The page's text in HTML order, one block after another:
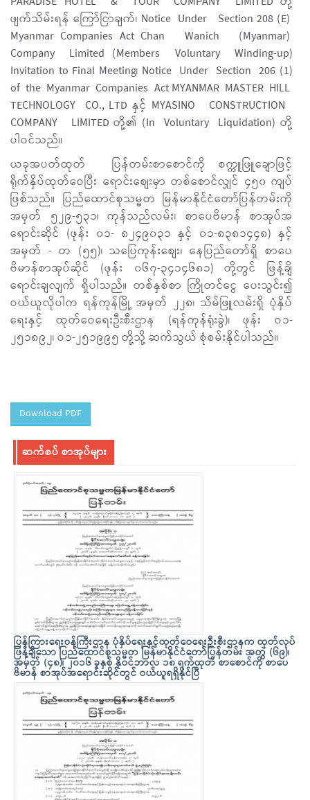
ဖျက်သိမ်းရန် ကြော်ငြာချက်၊ Notice Under Section 208 (E)
Myanmar Companies Act Chan Wanich (Myanmar)
Company Limited (Members Voluntary Winding-up)
Invitation to Final Meeting၊ Notice Under Section 206 (1)
of the Myanmar Companies Act MYANMAR MASTER HILL
TECHNOLOGY CO., LTD နှင့် MYASINO CONSTRUCTION
COMPANY LIMITED တို့၏ (In Voluntary Liquidation) တို့
ပါဝင်သည်။
ယခုအပတ်ထုတ် ပြန်တမ်းစာစောင်ကို စက္ကူဖြူချောဖြင့်
ရိုက်နှိပ်ထုတ်ဝေပြီး ရောင်းစျေးမှာ တစ်စောင်လျှင် ၄၅၀ ကျပ်
ဖြစ်သည်။ ပြည်ထောင်စုသမ္မတ မြန်မာနိုင်ငံတော်ပြန်တမ်းကို
အမှတ် ၅၂၉-၅၃၁၊ ကုန်သည်လမ်း၊ စာပေဗိမာန် စာအုပ်အ
ရောင်းဆိုင် (ဖုန်း ၀၁- ၈၂၄၉၀၃၁ နှင့် ၀၁-၈၃၈၁၄၄၈) နှင့်
အမှတ် - တ (၅၅)၊ သပြေကုန်းစျေး၊ နေပြည်တော်ရှိ စာပေ
ဗိမာန်စာအုပ်ဆိုင် (ဖုန်း ၀၆၇-၃၄၁၄၆၈၁) တို့တွင် ဖြန့်ချိ
ရောင်းချလျက် ရှိပါသည်။ တစ်နှစ်စာ ကြိုတင်ငွေ ပေးသွင်း၍
ဝယ်ယူလိုပါက ရန်ကုန်မြို့ အမှတ် ၂၂၈၊ သိမ်ဖြူလမ်းရှိ ပုံနှိပ်
ရေးနှင့် ထုတ်ဝေရေးဦးစီးဌာန (ရန်ကုန်ရုံးခွဲ)၊ ဖုန်း ဝ၁-
၂၅၁၈၉၂၊ ဝ၁-၂၅၁၉၉၅ တို့သို့ ဆက်သွယ် စုံစမ်းနိုင်ပါသည်။
Download PDF
ဆက်စပ် စာအုပ်များ
ပြန်ကြားရေးဝန်ကြီးဌာန ပုံနှိပ်ရေးနှင့်ထုတ်ဝေရေးဦးစီးဌာနက ထုတ်လုပ်
ဖြန့်ချိသော ပြည်ထောင်စုသမ္မတ မြန်မာနိုင်ငံတော်ပြန်တမ်း အတွဲ (၆၉)၊
အမှတ် (၄၈)၊ ၂၀၁၆ ခုနှစ် နိုဝင်ဘာလ ၁၈ ရက်ထုတ် စာစောင်ကို စာပေ
ဗိမာန် စာအုပ်အရောင်းဆိုင်တွင် ဝယ်ယူရရှိနိုင်ပြီ